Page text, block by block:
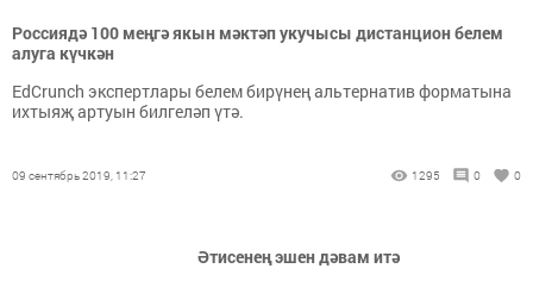
Россиядә 100 меңгә якын мәктәп укучысы дистанцион белем
алуга күчкән
EdCrunch экспертлары белем бирүнең альтернатив форматына
ихтыяҗ артуын билгеләп үтә.
09 сентябрь 2019, 11:27 1295 0 0
Әтисенең эшен дәвам итә